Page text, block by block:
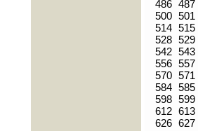
486 487
500 501
514 515
528 529
542 543
556 557
570 571
584 585
598 599
612 613
626 627